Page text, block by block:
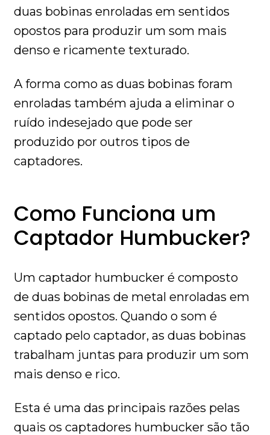
duas bobinas enroladas em sentidos
opostos para produzir um som mais
denso e ricamente texturado.
A forma como as duas bobinas foram
enroladas também ajuda a eliminar o
ruído indesejado que pode ser
produzido por outros tipos de
captadores.
Como Funciona um
Captador Humbucker?
Um captador humbucker é composto
de duas bobinas de metal enroladas em
sentidos opostos. Quando o som é
captado pelo captador, as duas bobinas
trabalham juntas para produzir um som
mais denso e rico.
Esta é uma das principais razões pelas
quais os captadores humbucker são tão